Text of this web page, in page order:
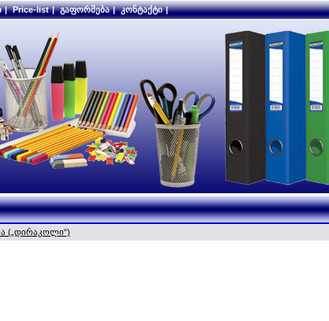
| Price-list | გაფორმება | კონტაქტი |
(„დირაკოლი“)